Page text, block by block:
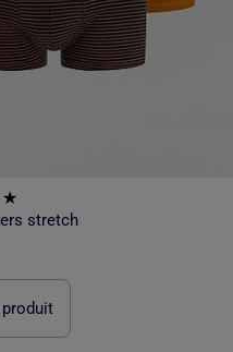
stretch